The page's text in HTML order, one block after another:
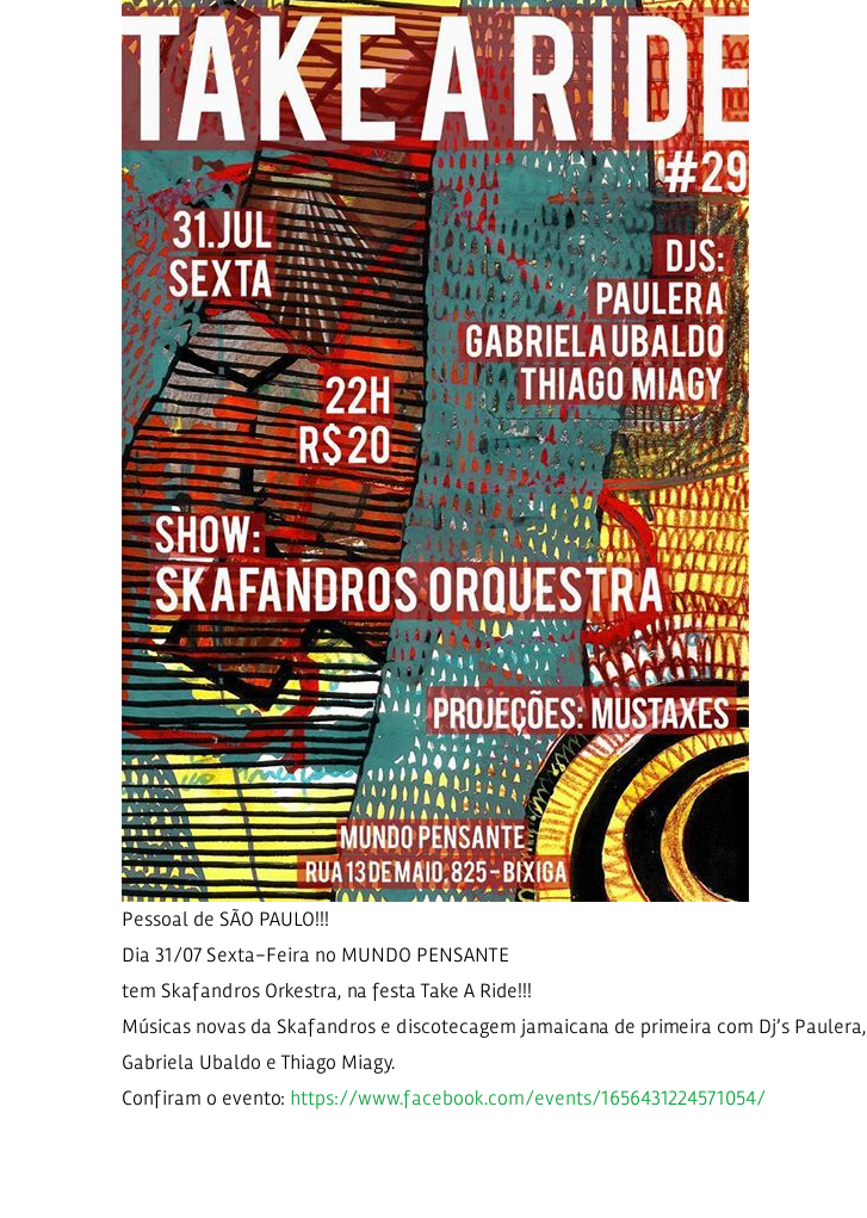
Pessoal de SÃO PAULO!!!
Dia 31/07 Sexta-Feira no MUNDO PENSANTE
tem Skafandros Orkestra, na festa Take A Ride!!!
Músicas novas da Skafandros e discotecagem jamaicana de primeira com Dj’s Paulera,
Gabriela Ubaldo e Thiago Miagy.
Confiram o evento: https://www.facebook.com/events/1656431224571054/